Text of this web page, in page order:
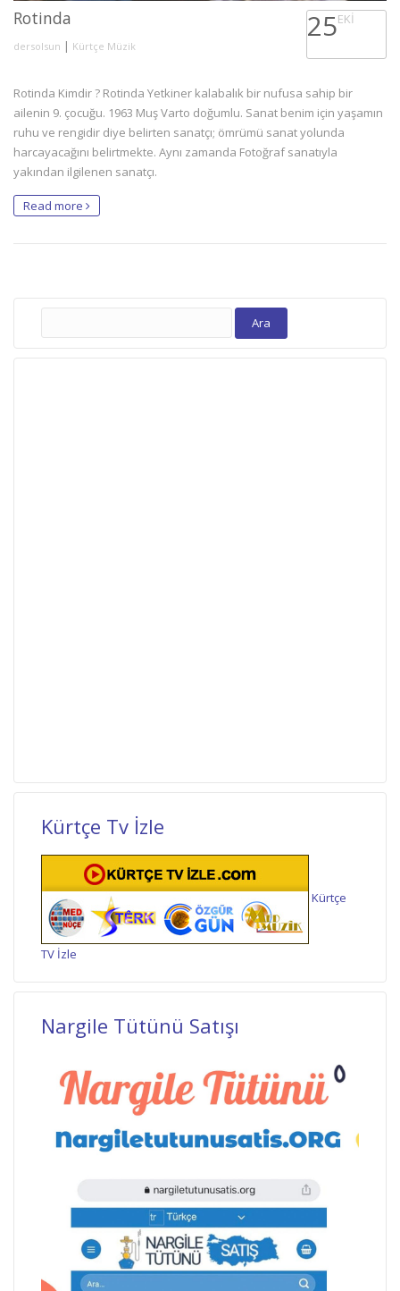
Rotinda
dersolsun | Kürtçe Müzik
25EKI
Rotinda Kimdir ? Rotinda Yetkiner kalabalık bir nufusa sahip bir
ailenin 9. çocuğu. 1963 Muş Varto doğumlu. Sanat benim için yaşamın
ruhu ve rengidir diye belirten sanatçı; ömrümü sanat yolunda
harcayacağını belirtmekte. Aynı zamanda Fotoğraf sanatıyla
yakından ilgilenen sanatçı.
Read more
Arama:
Kürtçe Tv İzle
Kürtçe
TV İzle
Nargile Tütünü Satışı